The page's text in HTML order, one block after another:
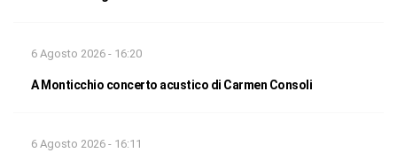
6 Agosto 2026 - 16:20
A Monticchio concerto acustico di Carmen Consoli
6 Agosto 2026 - 16:11